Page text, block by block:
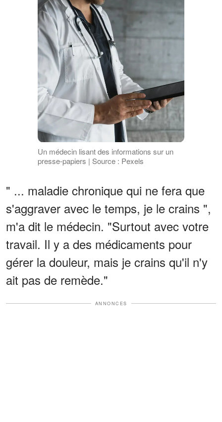
Un médecin lisant des informations sur un
presse-papiers | Source : Pexels
" ... maladie chronique qui ne fera que
s'aggraver avec le temps, je le crains ",
m'a dit le médecin. "Surtout avec votre
travail. Il y a des médicaments pour
gérer la douleur, mais je crains qu'il n'y
ait pas de remède."
ANNONCES